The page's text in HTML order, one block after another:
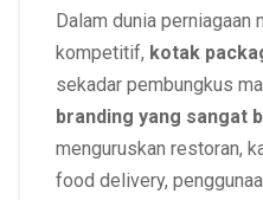
Dalam dunia perniagaan
kompetitif, kotak
sekadar pembungkus
branding yang sangat
menguruskan restoran,
food delivery,